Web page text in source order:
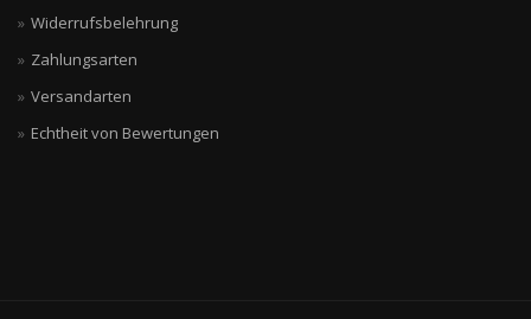
Widerrufsbelehrung
Zahlungsarten
Versandarten
Echtheit von Bewertungen